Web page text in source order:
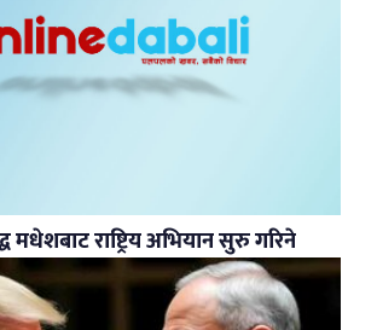
मधेशबाट राष्ट्रिय अभियान सुरु गरिने